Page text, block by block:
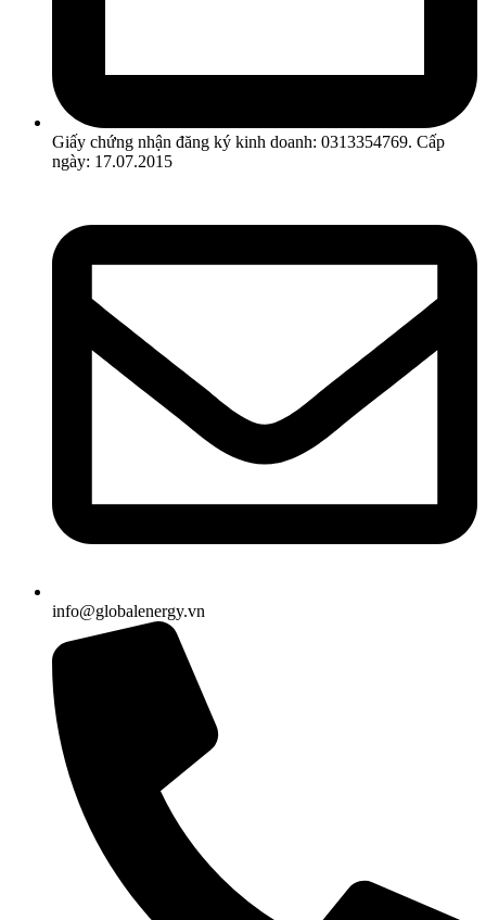
Giấy chứng nhận đăng ký kinh doanh: 0313354769. Cấp
ngày: 17.07.2015
info@globalenergy.vn